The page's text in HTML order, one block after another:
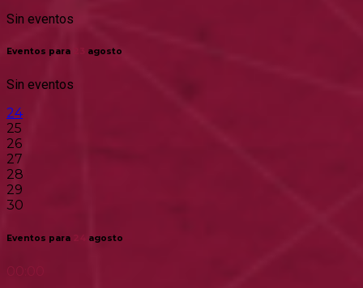
Sin eventos
Eventos para agosto
Sin eventos
24
25
26
27
28
29
30
Eventos para agosto
00:00